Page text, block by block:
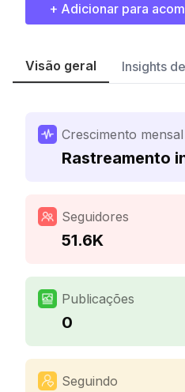
+ Adicionar para
Visão geral Insights
Crescimento mensal
Rastreamento
Seguidores
51.6K
Publicações
0
Seguindo